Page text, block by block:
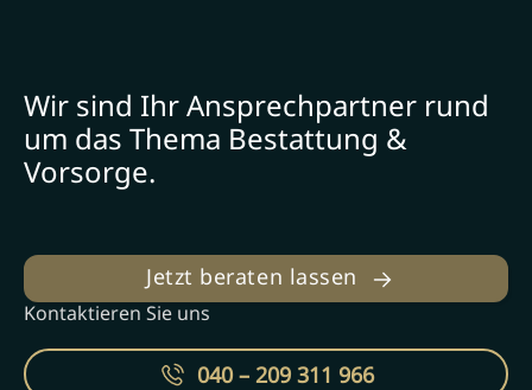
Wir sind Ihr Ansprechpartner rund
um das Thema Bestattung &
Vorsorge.
Jetzt beraten lassen
Kontaktieren Sie uns
040 – 209 311 966